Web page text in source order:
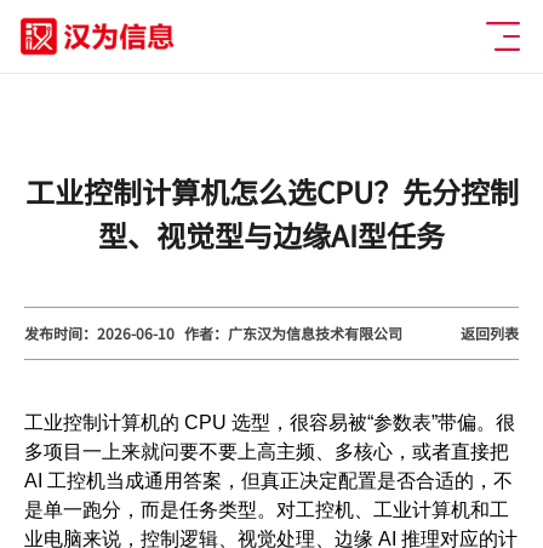
工业控制计算机怎么选CPU？先分控制
型、视觉型与边缘AI型任务
发布时间：2026-06-10 作者：广东汉为信息技术有限公司 返回列表
工业控制计算机的 CPU 选型，很容易被“参数表”带偏。很
多项目一上来就问要不要上高主频、多核心，或者直接把
AI 工控机当成通用答案，但真正决定配置是否合适的，不
是单一跑分，而是任务类型。对工控机、工业计算机和工
业电脑来说，控制逻辑、视觉处理、边缘 AI 推理对应的计